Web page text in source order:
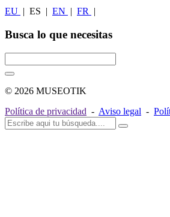
EU | ES | EN | FR |
Busca lo que necesitas
© 2026 MUSEOTIK
Política de privacidad - Aviso legal -